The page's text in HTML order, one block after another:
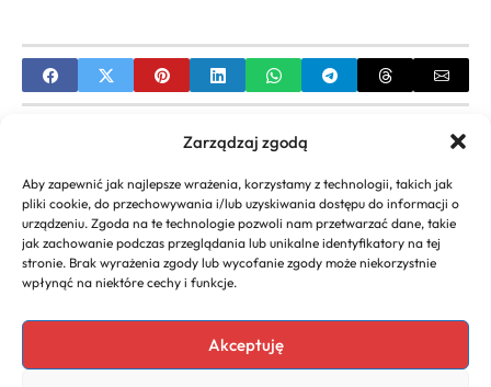
Zarządzaj zgodą
Aby zapewnić jak najlepsze wrażenia, korzystamy z technologii, takich jak
pliki cookie, do przechowywania i/lub uzyskiwania dostępu do informacji o
urządzeniu. Zgoda na te technologie pozwoli nam przetwarzać dane, takie
jak zachowanie podczas przeglądania lub unikalne identyfikatory na tej
stronie. Brak wyrażenia zgody lub wycofanie zgody może niekorzystnie
wpłynąć na niektóre cechy i funkcje.
Akceptuję
Kasjan Cieśla wiek: Poznaj biografię i datę
urodzenia eksperta
NEXT
Gianluigi Buffon Wiek: Kariera, Rekordy i Data
Urodzenia Legendy Futbolu